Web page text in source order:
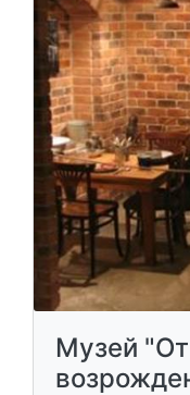
Музей "От